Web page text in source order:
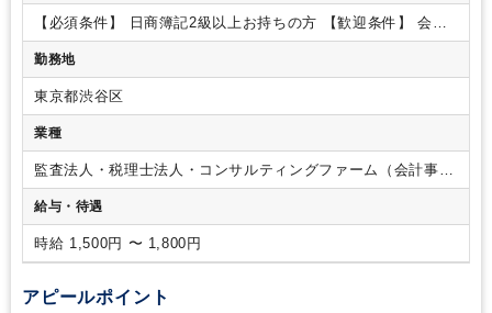
ルバイトへも賞与を支給します。
【必須条件】 日商簿記2級以上お持ちの方 【歓迎条件】
会計
事務所2年以上経験のある方
勤務地
東京都渋谷区
業種
監査法人・税理士法人・コンサルティングファーム（会計事務
所）
給与・待遇
時給 1,500円 〜 1,800円
アピールポイント